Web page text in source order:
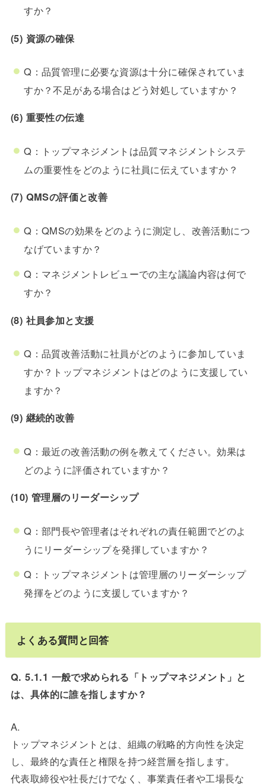
すか？
(5) 資源の確保
Q：品質管理に必要な資源は十分に確保されていま
すか？不足がある場合はどう対処していますか？
(6) 重要性の伝達
Q：トップマネジメントは品質マネジメントシステ
ムの重要性をどのように社員に伝えていますか？
(7) QMSの評価と改善
Q：QMSの効果をどのように測定し、改善活動につ
なげていますか？
Q：マネジメントレビューでの主な議論内容は何で
すか？
(8) 社員参加と支援
Q：品質改善活動に社員がどのように参加していま
すか？トップマネジメントはどのように支援してい
ますか？
(9) 継続的改善
Q：最近の改善活動の例を教えてください。効果は
どのように評価されていますか？
(10) 管理層のリーダーシップ
Q：部門長や管理者はそれぞれの責任範囲でどのよ
うにリーダーシップを発揮していますか？
Q：トップマネジメントは管理層のリーダーシップ
発揮をどのように支援していますか？
よくある質問と回答
Q. 5.1.1 一般で求められる「トップマネジメント」と
は、具体的に誰を指しますか？
A.
トップマネジメントとは、組織の戦略的方向性を決定
し、最終的な責任と権限を持つ経営層を指します。
代表取締役や社長だけでなく、事業責任者や工場長な